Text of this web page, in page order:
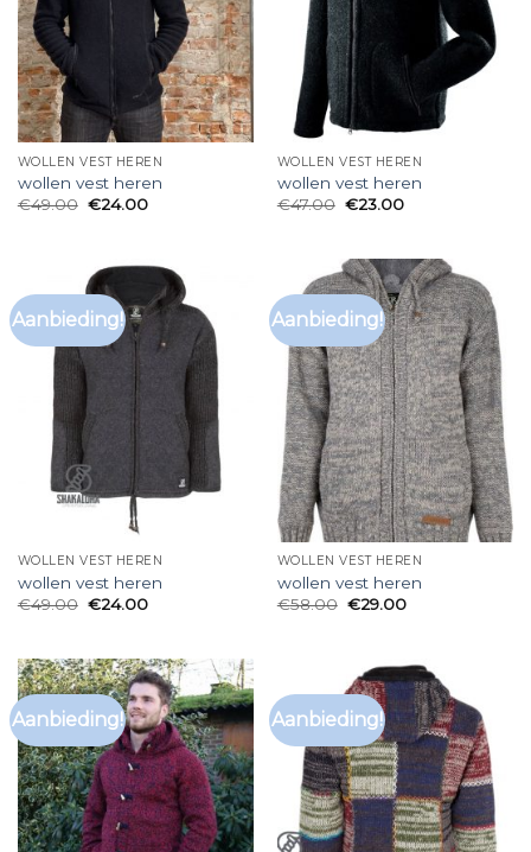
WOLLEN VEST HEREN
wollen vest heren
€49.00 €24.00
WOLLEN VEST HEREN
wollen vest heren
€47.00 €23.00
Aanbieding!
WOLLEN VEST HEREN
wollen vest heren
€49.00 €24.00
Aanbieding!
WOLLEN VEST HEREN
wollen vest heren
€58.00 €29.00
Aanbieding! Aanbieding!